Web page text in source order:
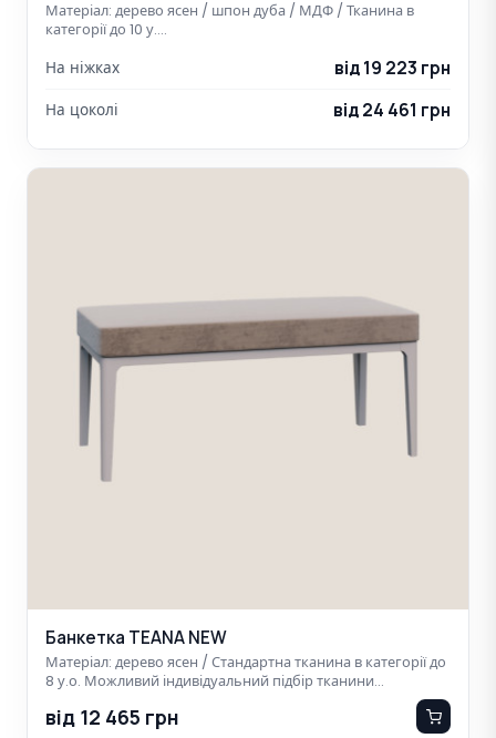
Матеріал: дерево ясен / шпон дуба / МДФ / Тканина в
категорії до 10 у.…
На ніжках від 19 223 грн
На цоколі від 24 461 грн
Банкетка TEANA NEW
Матеріал: дерево ясен / Стандартна тканина в категорії до
8 у.о. Можливий індивідуальний підбір тканини…
від 12 465 грн